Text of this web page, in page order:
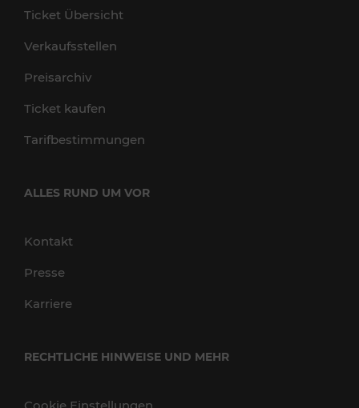
Ticket Übersicht
Verkaufsstellen
Preisarchiv
Ticket kaufen
Tarifbestimmungen
ALLES RUND UM VOR
Kontakt
Presse
Karriere
RECHTLICHE HINWEISE UND MEHR